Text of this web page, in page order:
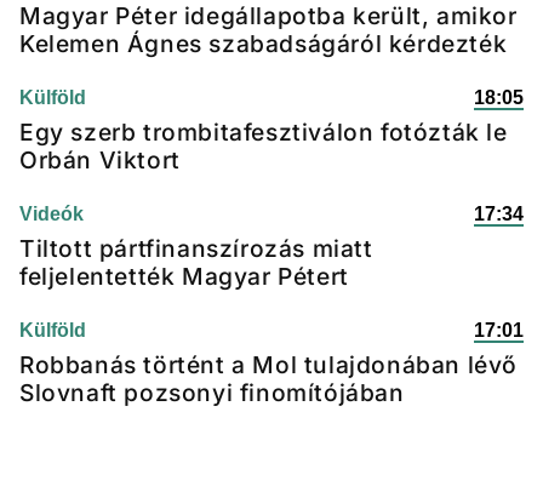
Magyar Péter idegállapotba került, amikor
Kelemen Ágnes szabadságáról kérdezték
Külföld 18:05
Egy szerb trombitafesztiválon fotózták le
Orbán Viktort
Videók 17:34
Tiltott pártfinanszírozás miatt
feljelentették Magyar Pétert
Külföld 17:01
Robbanás történt a Mol tulajdonában lévő
Slovnaft pozsonyi finomítójában